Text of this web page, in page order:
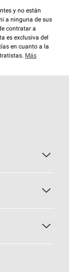
y no están
a ninguna de sus
contratar a
es exclusiva del
en cuanto a la
Más